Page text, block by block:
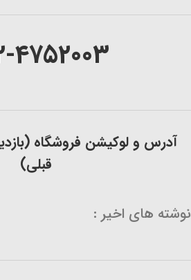
4752003
آدرس و لوکیشن فروشگاه
قبلی)
نوشته های اخیر :